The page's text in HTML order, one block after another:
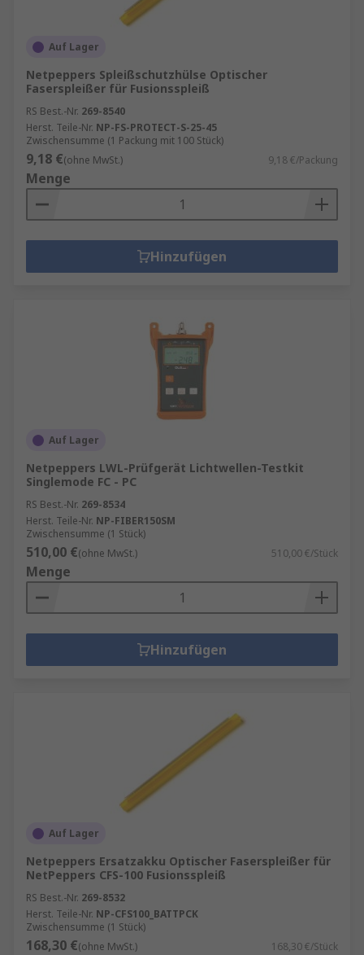
Auf Lager
Netpeppers Spleißschutzhülse Optischer
Faserspleißer für Fusionsspleiß
RS Best.-Nr. 269-8540
Herst. Teile-Nr. NP-FS-PROTECT-S-25-45
Zwischensumme (1 Packung mit 100 Stück)
9,18 €(ohne MwSt.) 9,18 €/Packung
Menge
Hinzufügen
Auf Lager
Netpeppers LWL-Prüfgerät Lichtwellen-Testkit
Singlemode FC - PC
RS Best.-Nr. 269-8534
Herst. Teile-Nr. NP-FIBER150SM
Zwischensumme (1 Stück)
510,00 €(ohne MwSt.) 510,00 €/Stück
Menge
Hinzufügen
Auf Lager
Netpeppers Ersatzakku Optischer Faserspleißer für
NetPeppers CFS-100 Fusionsspleiß
RS Best.-Nr. 269-8532
Herst. Teile-Nr. NP-CFS100_BATTPCK
Zwischensumme (1 Stück)
168,30 €(ohne MwSt.) 168,30 €/Stück